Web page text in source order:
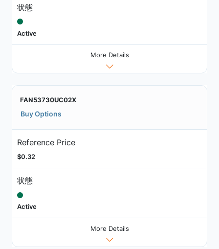
状態
Active
More Details
FAN53730UC02X
Buy Options
Reference Price
$0.32
状態
Active
More Details